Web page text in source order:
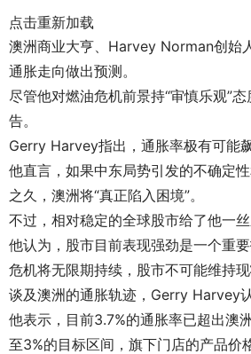
点击重新加载
澳洲商业大亨、Harvey Norman创始
通胀走向做出预测。
尽管他对燃油危机前景持“审慎乐观”
告。
Gerry Harvey指出，通胀率极有可能
他直言，如果中东局势引发的不确定
之久，澳洲将“真正陷入困境”。
不过，相对稳定的全球股市给了他一丝
他认为，股市目前表现强劲是一个重
危机将无限期持续，股市不可能维持
谈及澳洲的通胀轨迹，Gerry Harvey认
他表示，目前3.7%的通胀率已超出澳
至3%的目标区间，旗下门店的产品价